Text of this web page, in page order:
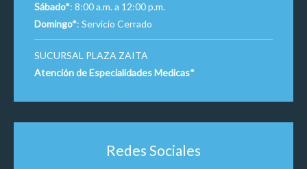
Sábado*: 8:00 a.m. a 12:00 p.m.
Domingo*: Servicio Cerrado
SUCURSAL PLAZA ZAITA
Atención de Especialidades Medicas*
Redes Sociales